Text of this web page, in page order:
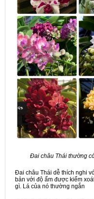
Đai châu Thái thường
Đai châu Thái dễ thích nghi
bản với độ ẩm được kiểm
gì. Lá của nó thường ngắn